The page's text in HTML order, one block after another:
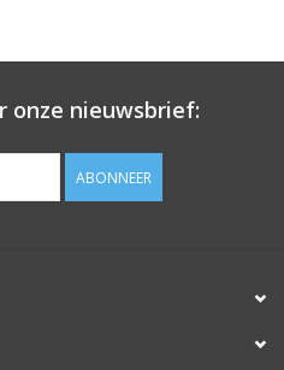
onze nieuwsbrief:
ABONNEER